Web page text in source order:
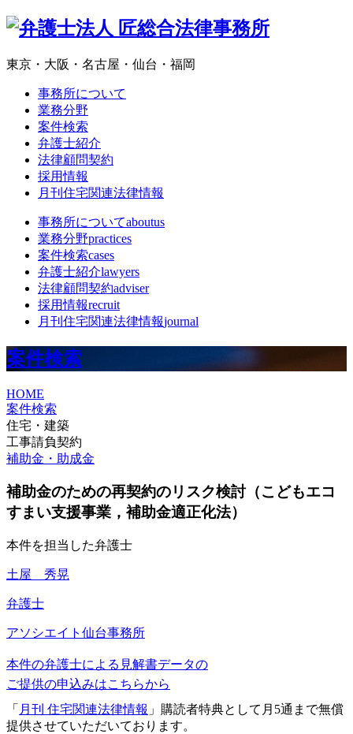
東京・大阪・名古屋・仙台・福岡
事務所について
業務分野
案件検索
弁護士紹介
法律顧問契約
採用情報
月刊住宅関連法律情報
事務所についてaboutus
業務分野practices
案件検索cases
弁護士紹介lawyers
法律顧問契約adviser
採用情報recruit
月刊住宅関連法律情報journal
案件検索
HOME
案件検索
住宅・建築
工事請負契約
補助金・助成金
補助金のための再契約のリスク検討（こどもエコ
すまい支援事業，補助金適正化法）
本件を担当した弁護士
土屋 秀晃
弁護士
アソシエイト 仙台事務所
本件の弁護士による見解書データの
ご提供の申込みはこちらから
「 月刊 住宅関連法律情報 」購読者特典として月5通まで無償
提供させていただいております。